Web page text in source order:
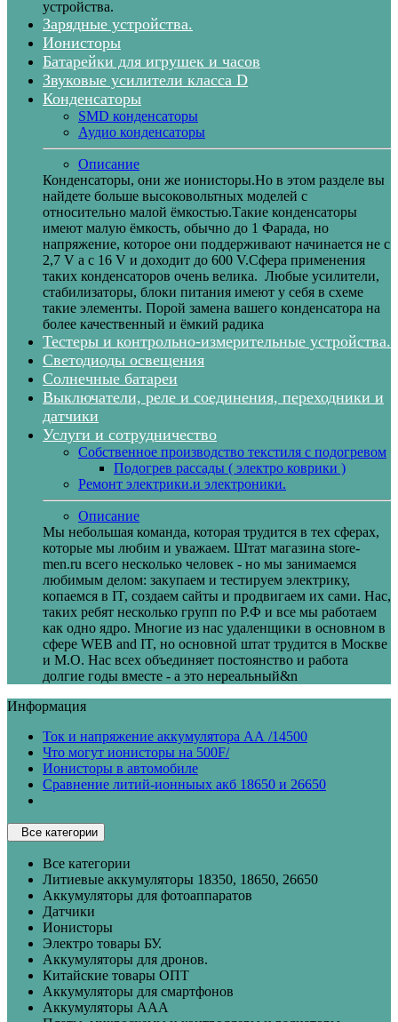
устройства.
Зарядные устройства.
Ионисторы
Батарейки для игрушек и часов
Звуковые усилители класса D
Конденсаторы
SMD конденсаторы
Аудио конденсаторы
Описание
Конденсаторы, они же ионисторы.Но в этом разделе вы
найдете больше высоковольтных моделей с
относительно малой ёмкостью.Такие конденсаторы
имеют малую ёмкость, обычно до 1 Фарада, но
напряжение, которое они поддерживают начинается не с
2,7 V а с 16 V и доходит до 600 V.Сфера применения
таких конденсаторов очень велика. Любые усилители,
стабилизаторы, блоки питания имеют у себя в схеме
такие элементы. Порой замена вашего конденсатора на
более качественный и ёмкий радика
Тестеры и контрольно-измерительные устройства.
Светодиоды освещения
Солнечные батареи
Выключатели, реле и соединения, переходники и
датчики
Услуги и сотрудничество
Собственное производство текстиля с подогревом
Подогрев рассады ( электро коврики )
Ремонт электрики.и электроники.
Описание
Мы небольшая команда, которая трудится в тех сферах,
которые мы любим и уважаем. Штат магазина store-
men.ru всего несколько человек - но мы занимаемся
любимым делом: закупаем и тестируем электрику,
копаемся в IT, создаем сайты и продвигаем их сами. Нас,
таких ребят несколько групп по Р.Ф и все мы работаем
как одно ядро. Многие из нас удаленщики в основном в
сфере WEB and IT, но основной штат трудится в Москве
и М.О. Нас всех объединяет постоянство и работа
долгие годы вместе - а это нереальный&n
Информация
Ток и напряжение аккумулятора АА /14500
Что могут ионисторы на 500F/
Ионисторы в автомобиле
Сравнение литий-ионныых акб 18650 и 26650
Все категории
Все категории
Литиевые аккумуляторы 18350, 18650, 26650
Аккумуляторы для фотоаппаратов
Датчики
Ионисторы
Электро товары БУ.
Аккумуляторы для дронов.
Китайские товары ОПТ
Аккумуляторы для смартфонов
Аккумуляторы ААА